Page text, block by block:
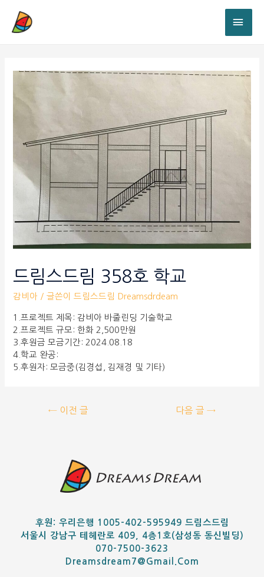
드림스드림 358호 학교
감비아 / 글쓴이드림스드림 Dreamsdrdeam
1.프로젝트 제목: 감비아 바줄린딩 기술학교
2.프로젝트 규모: 한화 2,500만원
3.후원금 모금기간: 2024.08.18
4.학교 완공:
5.후원자: 모금중(김경섭, 김재경 및 기타)
←이전 글 다음 글→
후원: 우리은행 1005-402-595949 드림스드림
서울시 강남구 테헤란로 409, 4층1호(삼성동 동신빌딩)
070-7500-3623
Dreamsdream7@gmail.com